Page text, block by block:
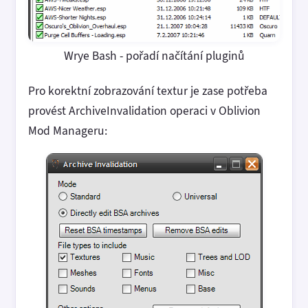
Wrye Bash - pořadí načítání pluginů
Pro korektní zobrazování textur je zase potřeba
provést ArchiveInvalidation operaci v Oblivion
Mod Manageru: